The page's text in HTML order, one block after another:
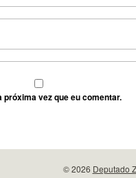
vez que eu comentar.
© 2026 Deputado